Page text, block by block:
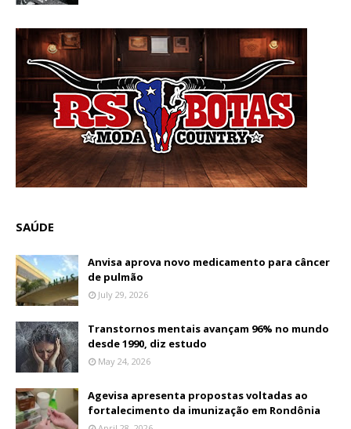
SAÚDE
Anvisa aprova novo medicamento para câncer
de pulmão
July 29, 2026
Transtornos mentais avançam 96% no mundo
desde 1990, diz estudo
May 24, 2026
Agevisa apresenta propostas voltadas ao
fortalecimento da imunização em Rondônia